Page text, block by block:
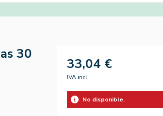
30
33,04 €
IVA incl.
No disponible.